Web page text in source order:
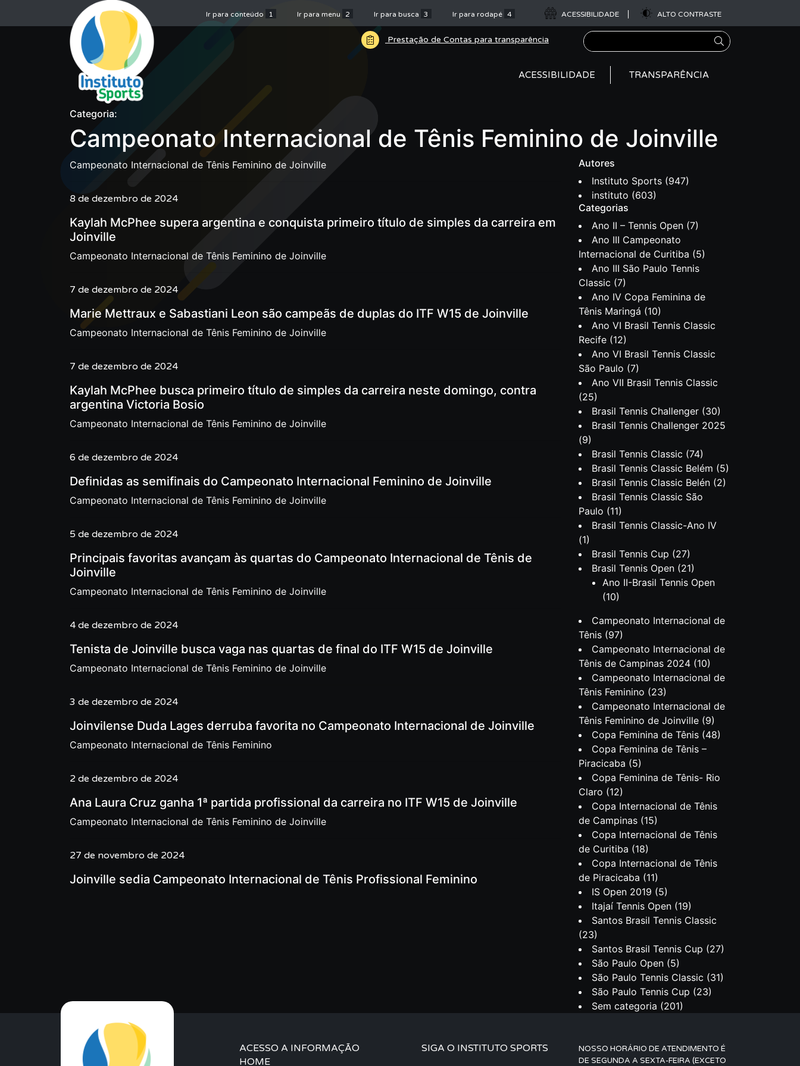
Ir para conteúdo 1 Ir para menu 2 Ir para busca 3 Ir para rodapé 4 ACESSIBILIDADE ALTO CONTRASTE
Prestação de Contas para transparência Pesquisar
ACESSIBILIDADE TRANSPARÊNCIA
Categoria:
Campeonato Internacional de Tênis Feminino de Joinville
Campeonato Internacional de Tênis Feminino de Joinville
8 de dezembro de 2024
Kaylah McPhee supera argentina e conquista primeiro título de simples da carreira em
Joinville
Campeonato Internacional de Tênis Feminino de Joinville
7 de dezembro de 2024
Marie Mettraux e Sabastiani Leon são campeãs de duplas do ITF W15 de Joinville
Campeonato Internacional de Tênis Feminino de Joinville
7 de dezembro de 2024
Kaylah McPhee busca primeiro título de simples da carreira neste domingo, contra
argentina Victoria Bosio
Campeonato Internacional de Tênis Feminino de Joinville
6 de dezembro de 2024
Definidas as semifinais do Campeonato Internacional Feminino de Joinville
Campeonato Internacional de Tênis Feminino de Joinville
5 de dezembro de 2024
Principais favoritas avançam às quartas do Campeonato Internacional de Tênis de
Joinville
Campeonato Internacional de Tênis Feminino de Joinville
4 de dezembro de 2024
Tenista de Joinville busca vaga nas quartas de final do ITF W15 de Joinville
Campeonato Internacional de Tênis Feminino de Joinville
3 de dezembro de 2024
Joinvilense Duda Lages derruba favorita no Campeonato Internacional de Joinville
Campeonato Internacional de Tênis Feminino
2 de dezembro de 2024
Ana Laura Cruz ganha 1ª partida profissional da carreira no ITF W15 de Joinville
Campeonato Internacional de Tênis Feminino de Joinville
27 de novembro de 2024
Joinville sedia Campeonato Internacional de Tênis Profissional Feminino
Autores
Instituto Sports (947)
instituto (603)
Categorias
Ano II – Tennis Open (7)
Ano III Campeonato
Internacional de Curitiba (5)
Ano III São Paulo Tennis
Classic (7)
Ano IV Copa Feminina de
Tênis Maringá (10)
Ano VI Brasil Tennis Classic
Recife (12)
Ano VI Brasil Tennis Classic
São Paulo (7)
Ano VII Brasil Tennis Classic
(25)
Brasil Tennis Challenger (30)
Brasil Tennis Challenger 2025
(9)
Brasil Tennis Classic (74)
Brasil Tennis Classic Belém (5)
Brasil Tennis Classic Belén (2)
Brasil Tennis Classic São
Paulo (11)
Brasil Tennis Classic-Ano IV
(1)
Brasil Tennis Cup (27)
Brasil Tennis Open (21)
Ano II-Brasil Tennis Open
(10)
Campeonato Internacional de
Tênis (97)
Campeonato Internacional de
Tênis de Campinas 2024 (10)
Campeonato Internacional de
Tênis Feminino (23)
Campeonato Internacional de
Tênis Feminino de Joinville (9)
Copa Feminina de Tênis (48)
Copa Feminina de Tênis –
Piracicaba (5)
Copa Feminina de Tênis- Rio
Claro (12)
Copa Internacional de Tênis
de Campinas (15)
Copa Internacional de Tênis
de Curitiba (18)
Copa Internacional de Tênis
de Piracicaba (11)
IS Open 2019 (5)
Itajaí Tennis Open (19)
Santos Brasil Tennis Classic
(23)
Santos Brasil Tennis Cup (27)
São Paulo Open (5)
São Paulo Tennis Classic (31)
São Paulo Tennis Cup (23)
Sem categoria (201)
ACESSO A INFORMAÇÃO
HOME
SIGA O INSTITUTO SPORTS
NOSSO HORÁRIO DE ATENDIMENTO É
DE SEGUNDA A SEXTA-FEIRA (EXCETO